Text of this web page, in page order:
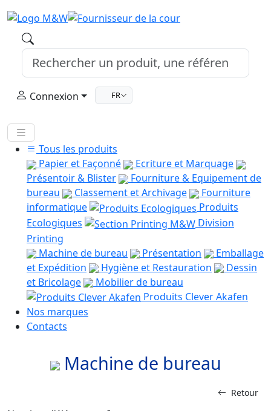
Connexion FR
Tous les produits
Papier et Façonné
Ecriture et Marquage
Présentoir & Blister
Fourniture & Equipement de
bureau
Classement et Archivage
Fourniture
informatique
Produits
Ecologiques
Division
Printing
Machine de bureau
Présentation
Emballage
et Expédition
Hygiène et Restauration
Dessin
et Bricolage
Mobilier de bureau
Produits Clever Akafen
Nos marques
Contacts
Machine de bureau
Retour